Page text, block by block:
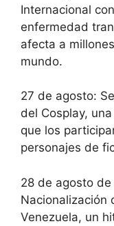
Internacional
enfermedad
afecta a
mundo.
27 de agosto:
del Cosplay,
que los
personajes de
28 de agosto
Nacionalización
Venezuela, un